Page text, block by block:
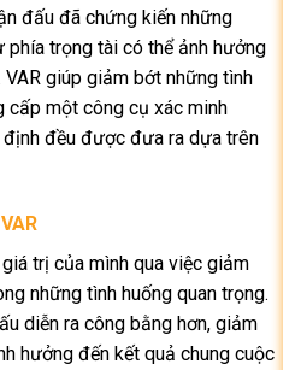
đấu đã chứng kiến những
phía trọng tài có thể ảnh hưởng
giúp giảm bớt những tình
cấp một công cụ xác minh
đều được đưa ra dựa trên
trị của mình qua việc giảm
những tình huống quan trọng.
diễn ra công bằng hơn, giảm
hưởng đến kết quả chung cuộc